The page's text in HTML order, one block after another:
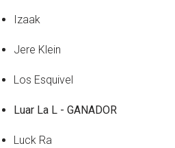
Izaak
Jere Klein
Los Esquivel
Luar La L - GANADOR
Luck Ra